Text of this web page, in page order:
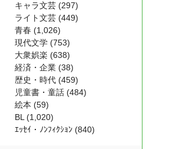
キャラ文芸 (297)
ライト文芸 (449)
青春 (1,026)
現代文学 (753)
大衆娯楽 (638)
経済・企業 (38)
歴史・時代 (459)
児童書・童話 (484)
絵本 (59)
BL (1,020)
ｴｯｾｲ・ﾉﾝﾌｨｸｼｮﾝ (840)